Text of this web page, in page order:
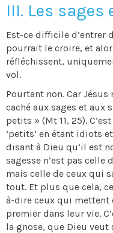
III. Les
Est-ce difficile d’entrer
pourrait le croire, et
réfléchissent,
vol.
Pourtant non. Car Jésus
caché aux sages et aux
petits » (Mt 11, 25).
‘petits’ en étant idiots
disant à Dieu qu’il est
sagesse n’est pas
mais celle de ceux qui
tout. Et plus que cela,
à-dire ceux qui mettent
premier dans leur vie.
la gnose, que Dieu veut